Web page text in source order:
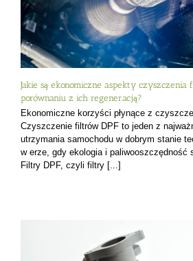
Jakie są ekonomiczne aspekty czyszczenia
porównaniu z ich regeneracją?
Ekonomiczne korzyści płynące z
Czyszczenie filtrów DPF to jeden z
utrzymania samochodu w dobrym stanie
w erze, gdy ekologia i paliwooszczędność
Filtry DPF, czyli filtry [...]